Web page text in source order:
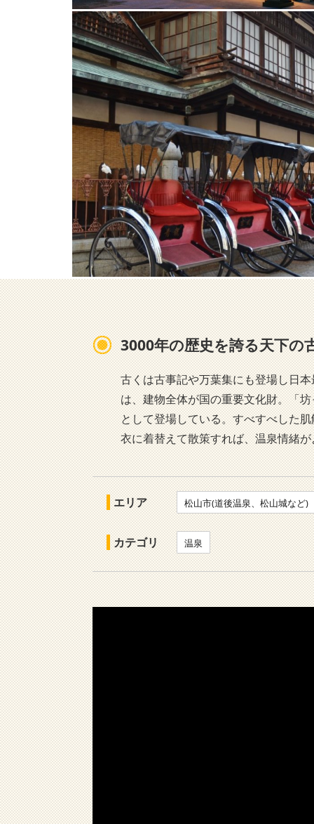
3000年の歴史を誇る天下の
古くは古事記や万葉集にも登場し日
は、建物全体が国の重要文化財。「
として登場している。すべすべした
衣に着替えて散策すれば、温泉情緒
エリア 松山市(道後温泉、松山城など)
カテゴリ 温泉